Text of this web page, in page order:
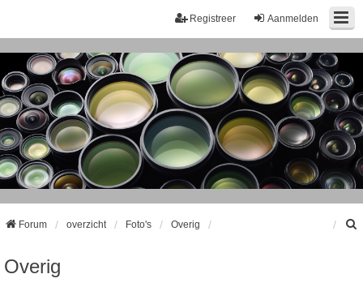
Aanmelden
Registreer
Forum overzicht Foto's Overig
Overig